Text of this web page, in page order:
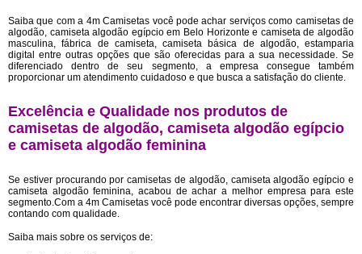
Saiba que com a 4m Camisetas você pode achar serviços como camisetas de
algodão, camiseta algodão egípcio em Belo Horizonte e camiseta de algodão
masculina, fábrica de camiseta, camiseta básica de algodão, estamparia
digital entre outras opções que são oferecidas para a sua necessidade. Se
diferenciado dentro de seu segmento, a empresa consegue também
proporcionar um atendimento cuidadoso e que busca a satisfação do cliente.
Excelência e Qualidade nos produtos de
camisetas de algodão, camiseta algodão egípcio
e camiseta algodão feminina
Se estiver procurando por camisetas de algodão, camiseta algodão egípcio e
camiseta algodão feminina, acabou de achar a melhor empresa para este
segmento.Com a 4m Camisetas você pode encontrar diversas opções, sempre
contando com qualidade.
Saiba mais sobre os serviços de: